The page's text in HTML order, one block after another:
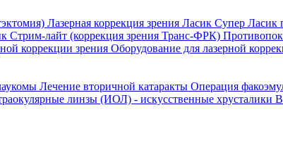
Лазерная коррекция зрения Ласик Супер Ласик
Стрим-лайт (коррекция зрения Транс-ФРК)
коррекции зрения Оборудование для лазерной
Лечение вторичной катаракты Операция
линзы (ИОЛ) - искусственные хрусталики